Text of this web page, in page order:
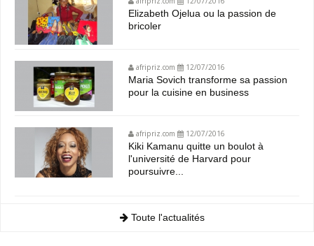
Elizabeth Ojelua ou la passion de
bricoler
afripriz.com 12/07/2016
Maria Sovich transforme sa passion
pour la cuisine en business
afripriz.com 12/07/2016
Kiki Kamanu quitte un boulot à
l'université de Harvard pour
poursuivre...
Toute l'actualités